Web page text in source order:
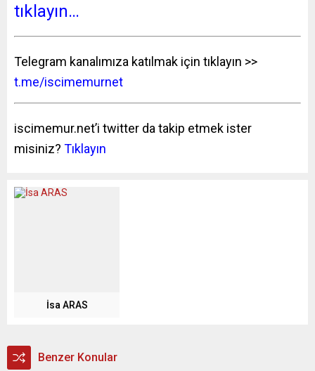
tıklayın…
Telegram kanalımıza katılmak için tıklayın >>
t.me/iscimemurnet
iscimemur.net’i twitter da takip etmek ister
misiniz? Tıklayın
İsa ARAS
Benzer Konular